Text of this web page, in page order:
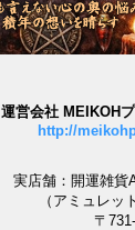
運営会社 MEIKOH
http://
実店舗：開運雑貨
（アミュレッ
〒